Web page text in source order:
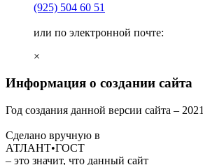
(925) 504 60 51
или по электронной почте:
×
Информация о создании сайта
Год создания данной версии сайта – 2021
Сделано вручную в
АТЛАНТ•ГОСТ
– это значит, что данный сайт